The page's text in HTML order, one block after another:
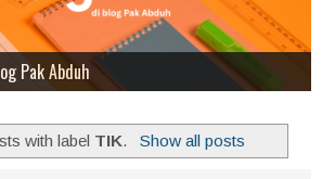
Pak Abduh
Videografi
with label TIK. Show all posts